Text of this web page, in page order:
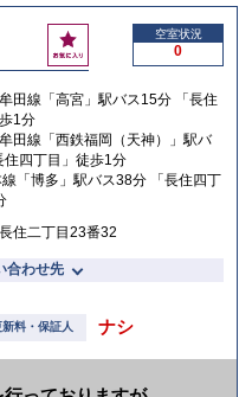
け
る
お
気
入
空室状況
0
田線「高宮」駅バス15分 「長住
1分
田線「西鉄福岡（天神）」駅バ
住四丁目」徒歩1分
「博多」駅バス38分 「長住四丁
住二丁目23番32
合わせ先
料・保証人 ナシ